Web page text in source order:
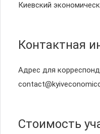
Киевский
Контактная
Адрес для
Стоимость